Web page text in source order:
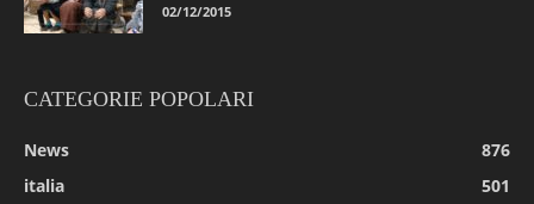
02/12/2015
CATEGORIE POPOLARI
News
876
italia
501